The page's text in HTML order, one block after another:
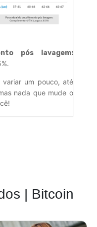
pós lavagem:
variar um pouco, até
nada que mude o
| Bitcoin